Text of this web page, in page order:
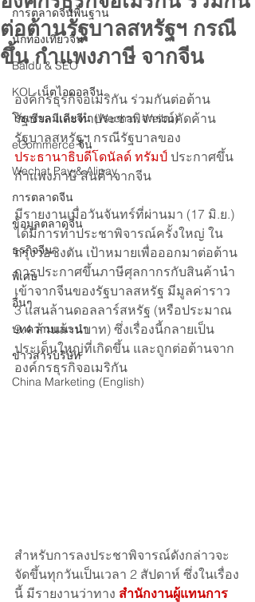
การตลาดจีนพื้นฐาน
นักท่องเที่ยวจีน
Baidu & SEO
KOL เน็ตไอดอลจีน
โซเชียลมีเดียจีน (Wechat, Weibo)
eCommerce จีน
Wechat Pay & Alipay
การตลาดจีน
ข้อมูลตลาดจีน
ธุรกิจจีน
พิเศษ
อื่นๆ
บทความแนะนำ
ข่าวสารบริษัท
China Marketing (English)
ต่อต้านรัฐบาลสหรัฐฯ กรณี
ขึ้น กำแพงภาษี จากจีน
องค์กรธุรกิจอเมริกัน ร่วมกันต่อต้าน
รัฐบาล และทำประชาพิจารณ์คัดค้าน
รัฐบาลสหรัฐฯ กรณีรัฐบาลของ
ประธานาธิบดีโดนัลด์ ทรัมป์ ประกาศขึ้น
กำแพงภาษี สินค้าจากจีน
มีรายงานเมื่อวันจันทร์ที่ผ่านมา (17 มิ.ย.)
ได้มีการทำประชาพิจารณ์ครั้งใหญ่ ใน
กรุงวอชิงตัน เป้าหมายเพื่อออกมาต่อต้าน
การประกาศขึ้นภาษีศุลกากรกับสินค้านำ
เข้าจากจีนของรัฐบาลสหรัฐ มีมูลค่าราว
3 แสนล้านดอลลาร์สหรัฐ (หรือประมาณ
9.4 ล้านล้านบาท) ซึ่งเรื่องนี้กลายเป็น
ประเด็นใหญ่ที่เกิดขึ้น และถูกต่อต้านจาก
องค์กรธุรกิจอเมริกัน
สำหรับการลงประชาพิจารณ์ดังกล่าวจะ
จัดขึ้นทุกวันเป็นเวลา 2 สัปดาห์ ซึ่งในเรื่อง
นี้ มีรายงานว่าทาง สำนักงานผู้แทนการ